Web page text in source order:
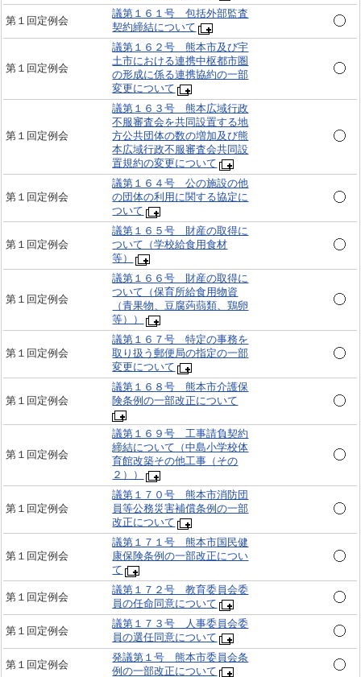
第１回定例会
議第１６１号 包括外部監査
契約締結について
第１回定例会
議第１６２号 熊本市及び宇
土市における連携中枢都市圏
の形成に係る連携協約の一部
変更について
第１回定例会
議第１６３号 熊本広域行政
不服審査会を共同設置する地
方公共団体の数の増加及び熊
本広域行政不服審査会共同設
置規約の変更について
第１回定例会
議第１６４号 公の施設の他
の団体の利用に関する協定に
ついて
第１回定例会
議第１６５号 財産の取得に
ついて（学校給食用食材
等）
第１回定例会
議第１６６号 財産の取得に
ついて（保育所給食用物資
（青果物、豆腐蒟蒻類、鶏卵
等））
第１回定例会
議第１６７号 特定の事務を
取り扱う郵便局の指定の一部
変更について
第１回定例会
議第１６８号 熊本市介護保
険条例の一部改正について
第１回定例会
議第１６９号 工事請負契約
締結について（中島小学校体
育館改築その他工事（その
２））
第１回定例会
議第１７０号 熊本市消防団
員等公務災害補償条例の一部
改正について
第１回定例会
議第１７１号 熊本市国民健
康保険条例の一部改正につい
て
第１回定例会
議第１７２号 教育委員会委
員の任命同意について
第１回定例会
議第１７３号 人事委員会委
員の選任同意について
第１回定例会
発議第１号 熊本市委員会条
例の一部改正について